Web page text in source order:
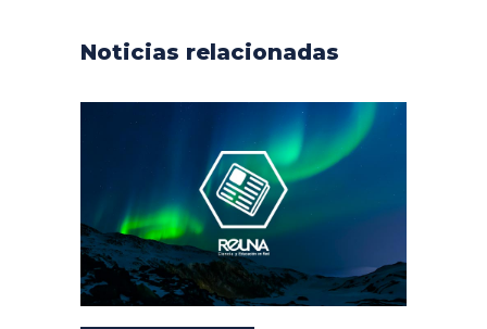
Noticias relacionadas